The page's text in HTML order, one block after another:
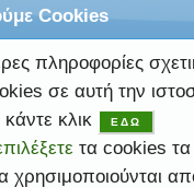
Cookies
πληροφορίες
σε αυτή την
κλικ
ΕΔΩ
τα cookies
χρησιμοποιούνται